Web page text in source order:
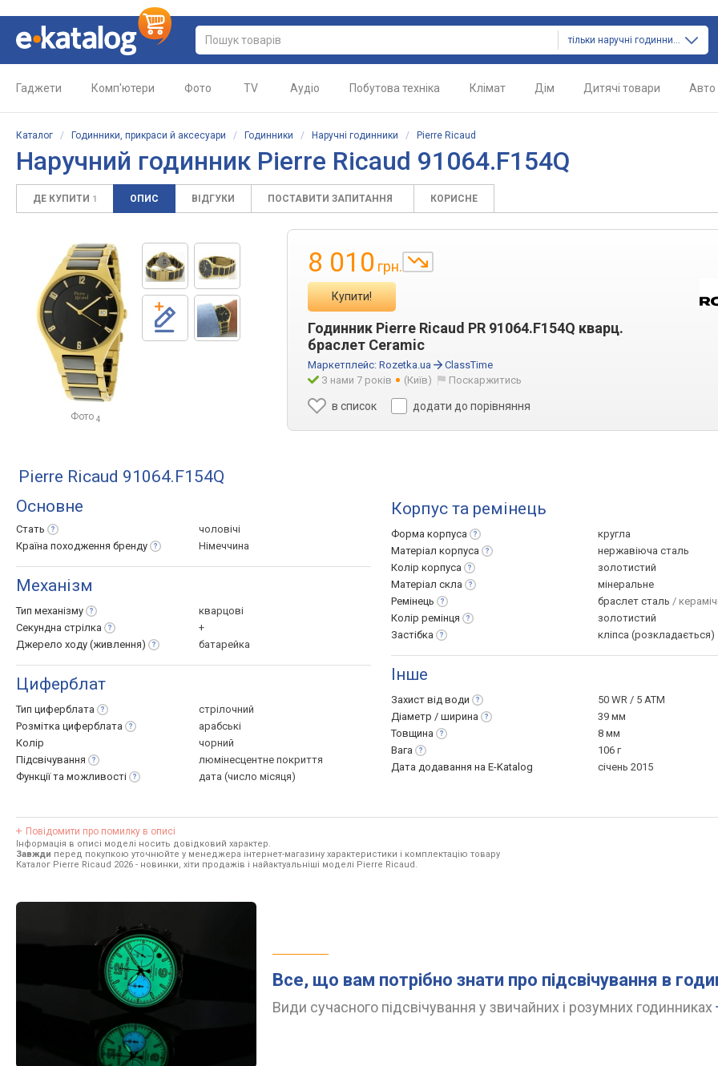
тільки наручні годинники
Гаджети Комп'ютери Фото TV Аудіо Побутова техніка Клімат Дім Дитячі товари Авто
Каталог / Годинники, прикраси й аксесуари / Годинники / Наручні годинники / Pierre Ricaud
Наручний годинник Pierre Ricaud 91064.F154Q
ДЕ КУПИТИ 1 ОПИС ВІДГУКИ ПОСТАВИТИ ЗАПИТАННЯ КОРИСНЕ
Фото 4
8 010 грн.
Купити!
Годинник Pierre Ricaud PR 91064.F154Q кварц.
браслет Ceramic
Маркетплейс: Rozetka.ua
ClassTime
З нами 7 років
(Київ) Поскаржитись
в список додати до порівняння
Pierre Ricaud 91064.F154Q
Основне
Стать
чоловічі
Країна походження бренду Німеччина
Механізм
Тип механізму
кварцові
Секундна стрілка
+
Джерело ходу (живлення) батарейка
Циферблат
Тип циферблата
стрілочний
Розмітка циферблата
арабські
Колір
чорний
Підсвічування
люмінесцентне покриття
Функції та можливості дата (число місяця)
Корпус та ремінець
Форма корпуса
кругла
Матеріал корпуса
нержавіюча сталь
Колір корпуса
золотистий
Матеріал скла
мінеральне
Ремінець
браслет сталь /
Колір ремінця
золотистий
Застібка
кліпса (розкладається)
Інше
Захист від води
50 WR / 5 ATM
Діаметр / ширина
39 мм
Товщина
8 мм
Вага
106 г
Дата додавання на E-Katalog
січень 2015
Повідомити про помилку в описі
Інформація в описі моделі носить довідковий характер.
Завжди перед покупкою уточнюйте у менеджера інтернет-магазину характеристики і комплектацію товару
Каталог Pierre Ricaud 2026 - новинки, хіти продажів і найактуальніші моделі Pierre Ricaud.
Все, що вам потрібно знати про підсвічування в
Види сучасного підсвічування у звичайних і розумних годинниках